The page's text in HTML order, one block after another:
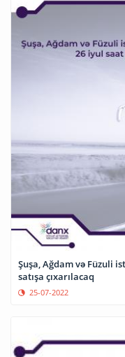
Şuşa, Ağdam və Füzuli
satışa çıxarılacaq
25-07-2022